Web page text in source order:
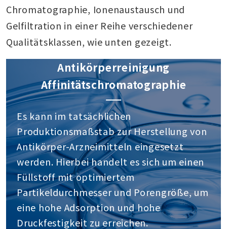
Chromatographie, Ionenaustausch und
Gelfiltration in einer Reihe verschiedener
Qualitätsklassen, wie unten gezeigt.
Antikörperreinigung
Affinitätschromatographie
Es kann im tatsächlichen
Produktionsmaßstab zur Herstellung von
Antikörper-Arzneimitteln eingesetzt
werden. Hierbei handelt es sich um einen
Füllstoff mit optimiertem
Partikeldurchmesser und Porengröße, um
eine hohe Adsorption und hohe
Druckfestigkeit zu erreichen.